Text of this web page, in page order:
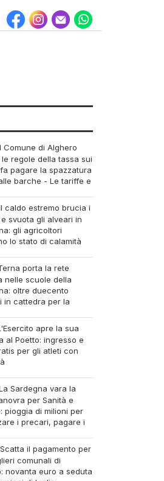
Comune di Alghero
regole della tassa sui
pagare la spazzatura
barche - Le tariffe e
caldo estremo brucia i
svuota gli alveari in
gli agricoltori
lo stato di calamità
porta la rete
nelle scuole della
oltre duecento
in cattedra per la
apre la sua
al Poetto: ingresso e
per gli atleti con
Sardegna vara la
per Sanità e
pioggia di milioni per
i precari, pagare i
di riposo.
Scatta il pagamento per
comunali di
novanta euro a seduta